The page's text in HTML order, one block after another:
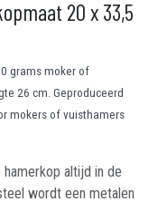
20 x 33,5
grams moker of
26 cm. Geproduceerd
mokers of vuisthamers
altijd in de
wordt een metalen